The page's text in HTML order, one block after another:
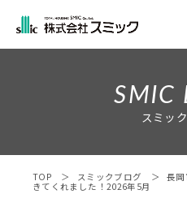
SMIC
会
SMIC
スミッ
TOP スミックブログ
長
きてくれました！2026年5月